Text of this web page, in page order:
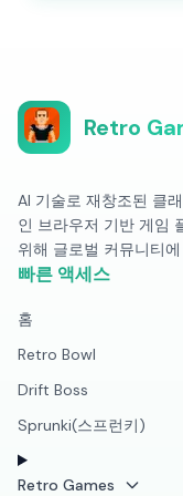
Retro
AI 기술로 재창조된 클
인 브라우저 기반 게임
위해 글로벌 커뮤니티
빠른 액세스
홈
Retro Bowl
Drift Boss
Sprunki(스프런키)
Retro Games